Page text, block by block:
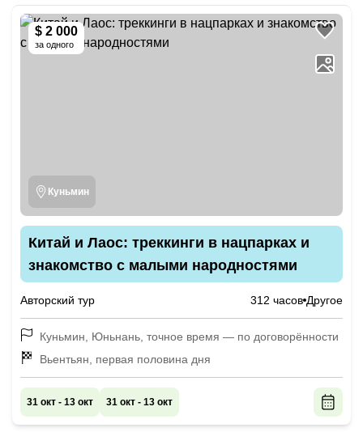
$ 2 000
за одного
Куньмин
Китай и Лаос: треккинги в нацпарках и
знакомство с малыми народностями
Авторский тур 312 часов Другое
Куньмин, Юньнань, точное время — по договорённости
Вьентьян, первая половина дня
31 окт - 13 окт 31 окт - 13 окт